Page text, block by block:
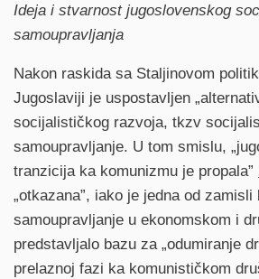
Ideja i stvarnost jugoslovenskog
samoupravljanja
Nakon raskida sa Staljinovom
Jugoslaviji je uspostavljen
socijalističkog razvoja, tkzv
samoupravljanje. U tom smislu,
tranzicija ka komunizmu je propala”
„otkazana”, iako je jedna od zamisli
samoupravljanje u ekonomskom i
predstavljalo bazu za „odumiranje
prelaznoj fazi ka komunističkom